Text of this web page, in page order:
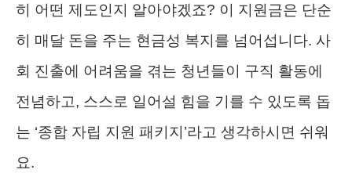
히 어떤 제도인지 알아야겠죠? 이 지원금은 단순
히 매달 돈을 주는 현금성 복지를 넘어섭니다. 사
회 진출에 어려움을 겪는 청년들이 구직 활동에
전념하고, 스스로 일어설 힘을 기를 수 있도록 돕
는 ‘종합 자립 지원 패키지’라고 생각하시면 쉬워
요.